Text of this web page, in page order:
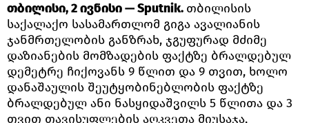
თბილისი, 2 ივნისი — Sputnik. თბილისის
საქალაქო სასამართლომ გიგა ავალიანის
ჯანმრთელობის განზრახ, ჯგუფურად მძიმე
დაზიანების მომზადების ფაქტზე ბრალდებულ
დემეტრე ჩიქოვანს 9 წლით და 9 თვით, ხოლო
დანაშაულის შეუტყობინებლობის ფაქტზე
ბრალდებულ ანი ნასყიდაშვილს 5 წლითა და 3
თვით თავისუფლების აღკვეთა მიუსაჯა,